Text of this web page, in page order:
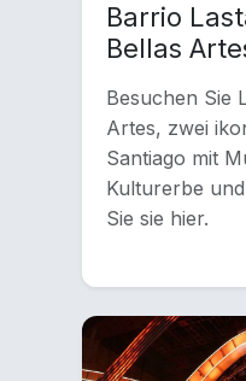
Barrio
Bellas
Besuchen Sie
Artes, zwei
Santiago mit
Kulturerbe
Sie sie hier.